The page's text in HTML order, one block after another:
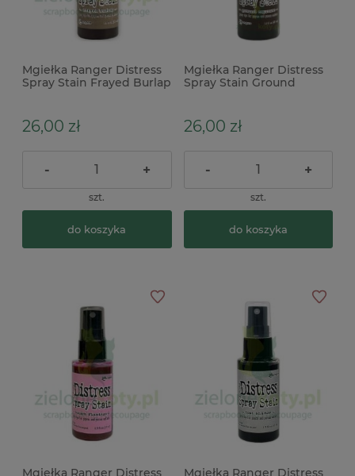
Mgiełka Ranger Distress
Spray Stain Frayed Burlap
26,00 zł
- +
szt.
do koszyka
Mgiełka Ranger Distress
Spray Stain Ground
26,00 zł
- +
szt.
do koszyka
Mgiełka Ranger Distress Mgiełka Ranger Distress